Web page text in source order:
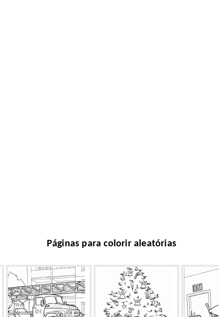
Páginas para colorir aleatórias